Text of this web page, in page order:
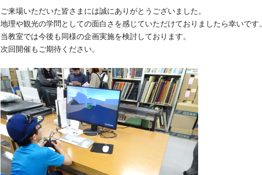
ご来場いただいた皆さまには誠にありがとうございました。
地理や観光の学問としての面白さを感じていただけておりましたら幸いです。
当教室では今後も同様の企画実施を検討しております。
次回開催もご期待ください。